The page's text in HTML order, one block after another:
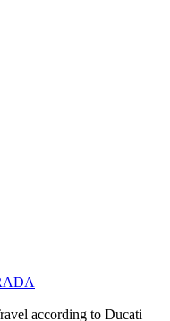
according to Ducati